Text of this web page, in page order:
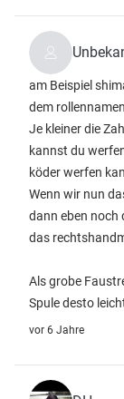
am Beispiel
dem
Je kleiner die
kannst du
köder werfen
Wenn wir nun
dann eben noch
das
Als grobe
Spule desto
vor 6 Jahre